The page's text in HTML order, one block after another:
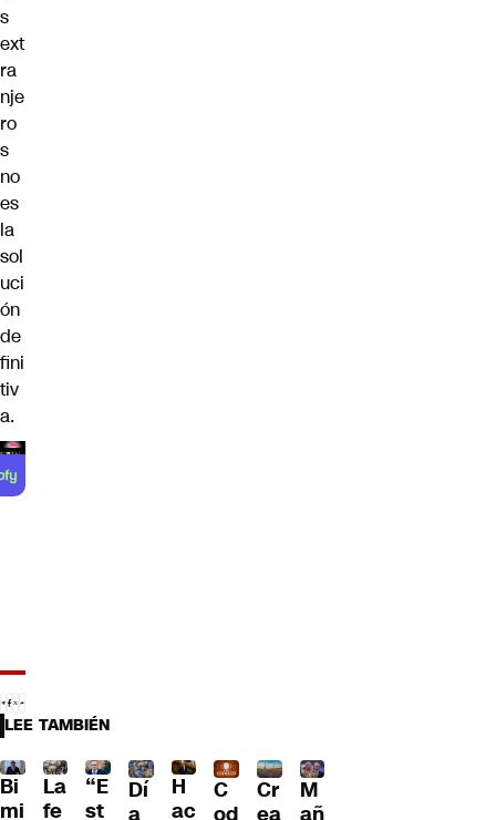
s
ext
ra
nje
ro
s
no
es
la
sol
uci
ón
de
fini
tiv
a.
LEE TAMBIÉN
Bi
mi
La
fe
“E
st
Dí
a
H
ac
C
od
Cr
ea
M
añ